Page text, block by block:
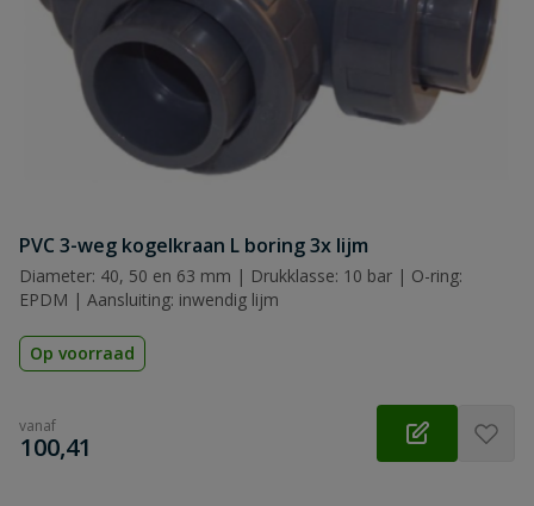
PVC 3-weg kogelkraan L boring 3x lijm
Diameter: 40, 50 en 63 mm | Drukklasse: 10 bar | O-ring:
EPDM | Aansluiting: inwendig lijm
Op voorraad
vanaf
€
100,41